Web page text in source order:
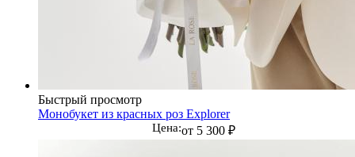
Быстрый просмотр
Монобукет из красных роз Explorer
Цена:от 5 300 ₽